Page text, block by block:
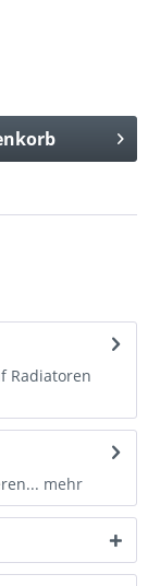
Radiatoren
mehr